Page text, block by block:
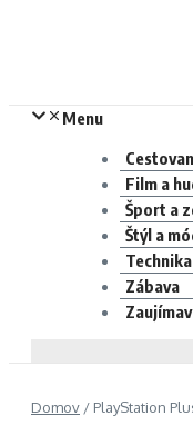
Menu
Film a
Šport a
Štýl a
Technika
Zábava
Domov / PlayStation